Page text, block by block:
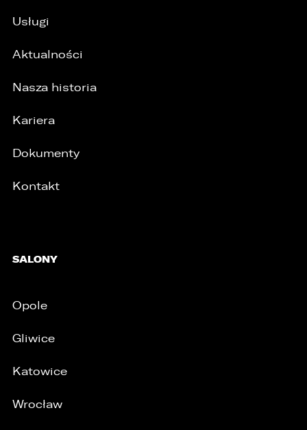
Usługi
Aktualności
Nasza historia
Kariera
Dokumenty
Kontakt
SALONY
Opole
Gliwice
Katowice
Wrocław